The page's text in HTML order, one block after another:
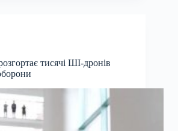
тисячі ШІ-дронів